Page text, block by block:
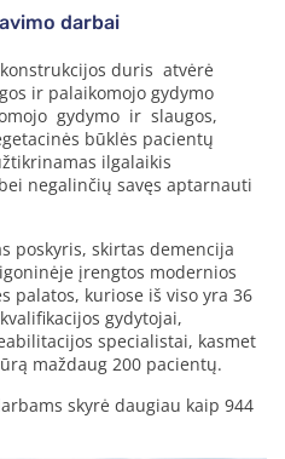
darbai
duris atvėrė
ir palaikomojo gydymo
gydymo ir slaugos,
būklės pacientų
ilgalaikis
negalinčių savęs aptarnauti
poskyris, skirtas demencija
įrengtos modernios
palatos, kuriose iš viso yra 36
gydytojai,
specialistai, kasmet
maždaug 200 pacientų.
skyrė daugiau kaip 944